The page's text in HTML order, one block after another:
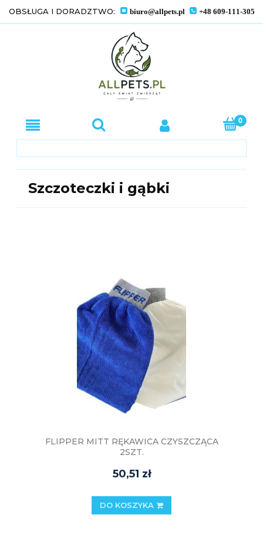
OBSŁUGA I DORADZTWO: biuro@allpets.pl +48 609-111-305
Szczoteczki i gąbki
FLIPPER MITT RĘKAWICA CZYSZCZĄCA
2SZT.
50,51 zł
DO KOSZYKA